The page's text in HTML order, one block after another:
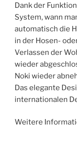
Dank der
System, wann
automatisch die
in der Hosen-
Verlassen der
wieder
Noki wieder
Das elegante
internationalen
Weitere